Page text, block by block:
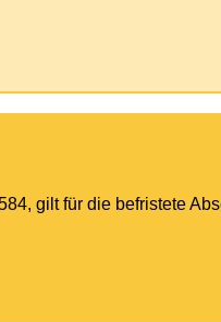
gilt für die befristete